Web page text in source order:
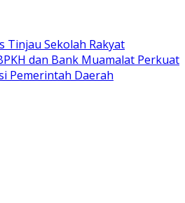
Tinjau Sekolah Rakyat
dan Bank Muamalat Perkuat
Pemerintah Daerah